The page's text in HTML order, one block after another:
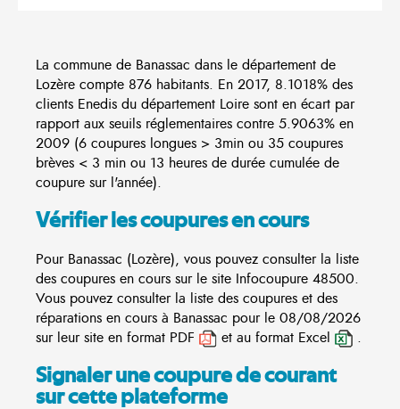
La commune de Banassac dans le département de
Lozère compte 876 habitants. En 2017, 8.1018% des
clients Enedis du département Loire sont en écart par
rapport aux seuils réglementaires contre 5.9063% en
2009 (6 coupures longues > 3min ou 35 coupures
brèves < 3 min ou 13 heures de durée cumulée de
coupure sur l'année).
Vérifier les coupures en cours
Pour Banassac (Lozère), vous pouvez consulter la liste
des coupures en cours sur le site Infocoupure 48500.
Vous pouvez consulter la liste des coupures et des
réparations en cours à Banassac pour le 08/08/2026
sur leur site en format PDF
et au format Excel .
Signaler une coupure de courant
sur cette plateforme